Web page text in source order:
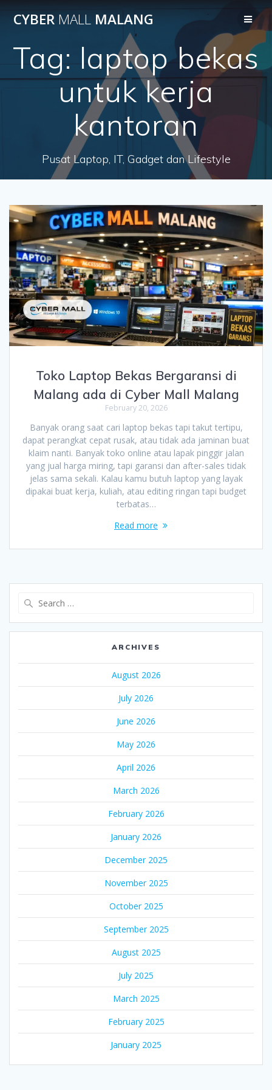
to
content
CYBER MALL MALANG
Tag: laptop bekas
untuk kerja
kantoran
Pusat Laptop, IT, Gadget dan Lifestyle
Toko Laptop Bekas Bergaransi di
Malang ada di Cyber Mall Malang
February 20, 2026
Banyak orang saat cari laptop bekas tapi takut tertipu,
dapat perangkat cepat rusak, atau tidak ada jaminan buat
klaim nanti. Banyak toko online atau lapak pinggir jalan
yang jual harga miring, tapi garansi dan after-sales tidak
jelas sama sekali. Kalau kamu butuh laptop yang layak
dipakai buat kerja, kuliah, atau editing ringan tapi budget
terbatas…
Read more
ARCHIVES
August 2026
July 2026
June 2026
May 2026
April 2026
March 2026
February 2026
January 2026
December 2025
November 2025
October 2025
September 2025
August 2025
July 2025
March 2025
February 2025
January 2025